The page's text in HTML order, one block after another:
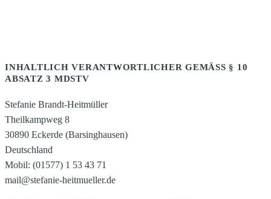
INHALTLICH VERANTWORTLICHER GEMÄSS § 10 A
BSATZ 3 MDSTV
Stefanie Brandt-Heitmüller
Theilkampweg 8
30890 Eckerde (Barsinghausen)
Deutschland
Mobil: (01577) 1 53 43 71
mail@stefanie-heitmueller.de